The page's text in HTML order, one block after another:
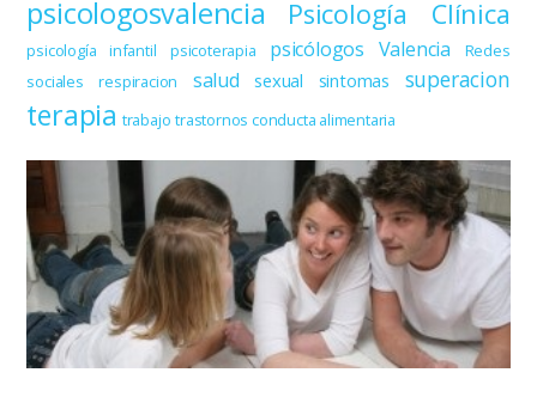
psicologosvalencia Psicología Clínica
psicología infantil psicoterapia psicólogos Valencia
Redes
sociales
respiracion salud sexual sintomas superacion
terapia trabajo trastornos conducta alimentaria